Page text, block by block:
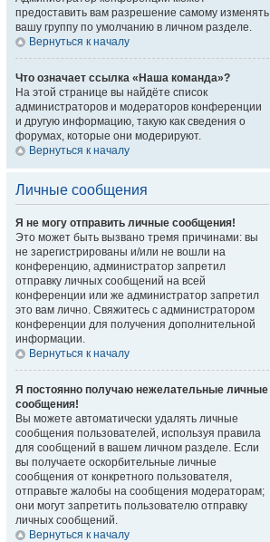
предоставить вам разрешение самому изменять
вашу группу по умолчанию в личном разделе.
Вернуться к началу
Что означает ссылка «Наша команда»?
На этой странице вы найдёте список
администраторов и модераторов конференции
и другую информацию, такую как сведения о
форумах, которые они модерируют.
Вернуться к началу
Личные сообщения
Я не могу отправить личные сообщения!
Это может быть вызвано тремя причинами: вы
не зарегистрированы и/или не вошли на
конференцию, администратор запретил
отправку личных сообщений на всей
конференции или же администратор запретил
это вам лично. Свяжитесь с администратором
конференции для получения дополнительной
информации.
Вернуться к началу
Я постоянно получаю нежелательные личные
сообщения!
Вы можете автоматически удалять личные
сообщения пользователей, используя правила
для сообщений в вашем личном разделе. Если
вы получаете оскорбительные личные
сообщения от конкретного пользователя,
отправьте жалобы на сообщения модераторам;
они могут запретить пользователю отправку
личных сообщений.
Вернуться к началу